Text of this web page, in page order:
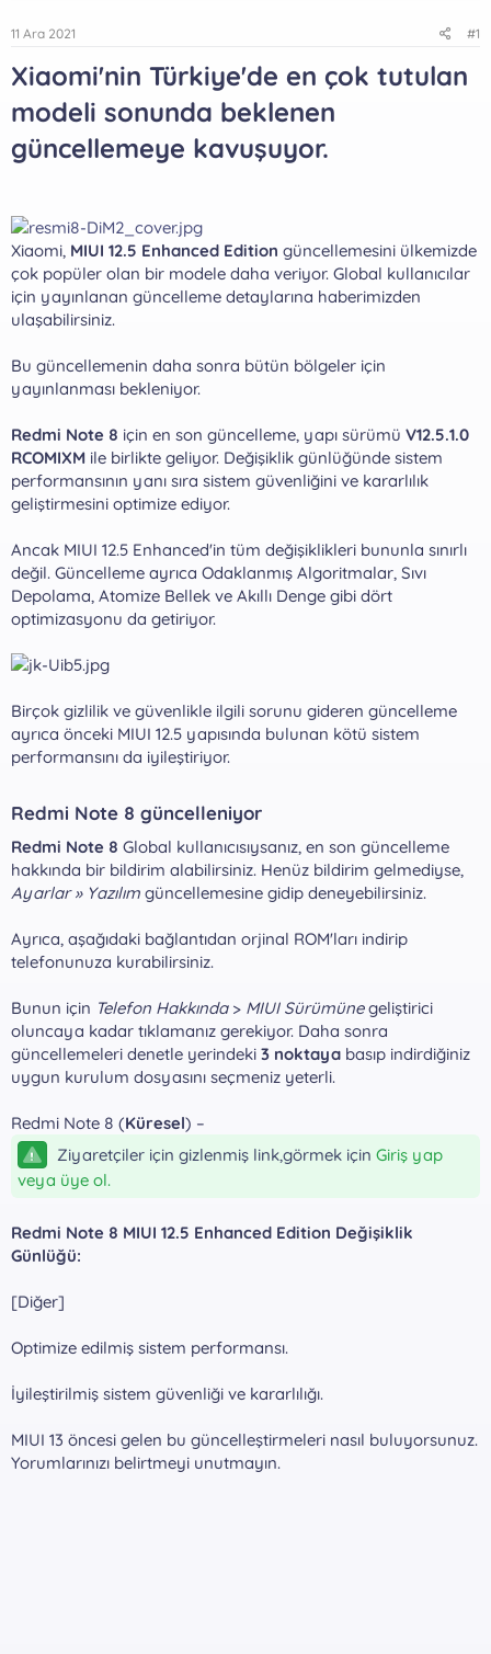
11 Ara 2021 #1
Xiaomi'nin Türkiye'de en çok tutulan
modeli sonunda beklenen
güncellemeye kavuşuyor.
Xiaomi, MIUI 12.5 Enhanced Edition güncellemesini ülkemizde
çok popüler olan bir modele daha veriyor. Global kullanıcılar
için yayınlanan güncelleme detaylarına haberimizden
ulaşabilirsiniz.
Bu güncellemenin daha sonra bütün bölgeler için
yayınlanması bekleniyor.
Redmi Note 8 için en son güncelleme, yapı sürümü V12.5.1.0
RCOMIXM ile birlikte geliyor. Değişiklik günlüğünde sistem
performansının yanı sıra sistem güvenliğini ve kararlılık
geliştirmesini optimize ediyor.
Ancak MIUI 12.5 Enhanced'in tüm değişiklikleri bununla sınırlı
değil. Güncelleme ayrıca Odaklanmış Algoritmalar, Sıvı
Depolama, Atomize Bellek ve Akıllı Denge gibi dört
optimizasyonu da getiriyor.
Birçok gizlilik ve güvenlikle ilgili sorunu gideren güncelleme
ayrıca önceki MIUI 12.5 yapısında bulunan kötü sistem
performansını da iyileştiriyor.
Redmi Note 8 güncelleniyor​
Redmi Note 8 Global kullanıcısıysanız, en son güncelleme
hakkında bir bildirim alabilirsiniz. Henüz bildirim gelmediyse,
Ayarlar » Yazılım güncellemesine gidip deneyebilirsiniz.
Ayrıca, aşağıdaki bağlantıdan orjinal ROM'ları indirip
telefonunuza kurabilirsiniz.
Bunun için Telefon Hakkında> MIUI Sürümünegeliştirici
oluncaya kadar tıklamanız gerekiyor. Daha sonra
güncellemeleri denetle yerindeki 3 noktaya basıp indirdiğiniz
uygun kurulum dosyasını seçmeniz yeterli.
Redmi Note 8 (Küresel) –
Ziyaretçiler için gizlenmiş link,görmek için Giriş yap
veya üye ol.
Redmi Note 8 MIUI 12.5 Enhanced Edition Değişiklik
Günlüğü:
[Diğer]
Optimize edilmiş sistem performansı.
İyileştirilmiş sistem güvenliği ve kararlılığı.
MIUI 13 öncesi gelen bu güncelleştirmeleri nasıl buluyorsunuz.
Yorumlarınızı belirtmeyi unutmayın.